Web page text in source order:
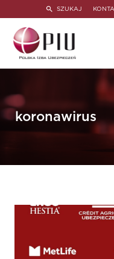
SZUKAJ
koronawirus